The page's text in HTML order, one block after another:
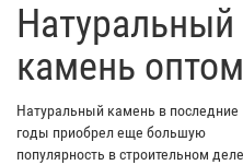
камень
Натуральный камень в последние
годы приобрел еще большую
популярность в строительном